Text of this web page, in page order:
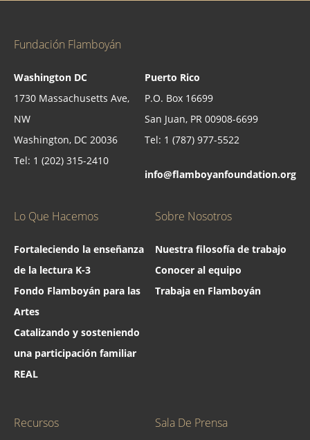
Fundación Flamboyán
Washington DC
1730 Massachusetts Ave,
NW
Washington, DC 20036
Tel: 1 (202) 315-2410
Puerto Rico
P.O. Box 16699
San Juan, PR 00908-6699
Tel: 1 (787) 977-5522
info@flamboyanfoundation.org
Lo Que Hacemos
Fortaleciendo la enseñanza
de la lectura K-3
Fondo Flamboyán para las
Artes
Catalizando y sosteniendo
una participación familiar
REAL
Sobre Nosotros
Nuestra filosofía de trabajo
Conocer al equipo
Trabaja en Flamboyán
Recursos Sala De Prensa